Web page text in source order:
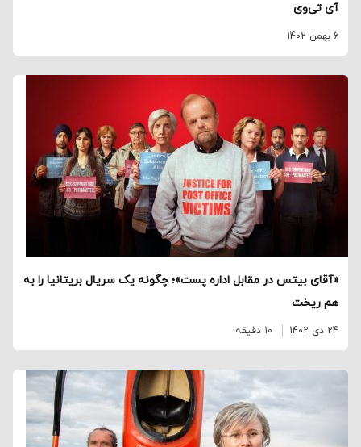
آی تی‌وی
6 بهمن 1402
«آقای بیتس در مقابل اداره پست»؛ چگونه یک سریال بریتانیا را به
هم ریخت
24 دی 1402 10 دقیقه